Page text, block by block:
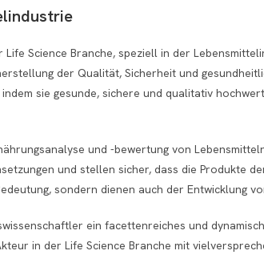
Science Branche, speziell in der
der Qualität, Sicherheit und
sie gesunde, sichere und qualitativ
und -bewertung von
und stellen sicher, dass die Produkte
sondern dienen auch der Entwicklung
ein facettenreiches und
in der Life Science Branche mit